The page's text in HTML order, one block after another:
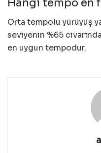
Orta tempolu yürüyüş
seviyenin %65
en uygun tempodur.